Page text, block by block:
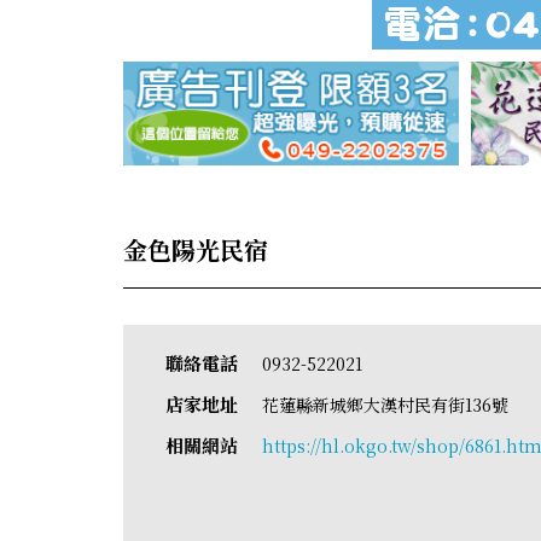
金色陽光民宿
聯絡電話 0932-522021
店家地址 花蓮縣新城鄉大漢村民有街136號
相關網站 https://hl.okgo.tw/shop/